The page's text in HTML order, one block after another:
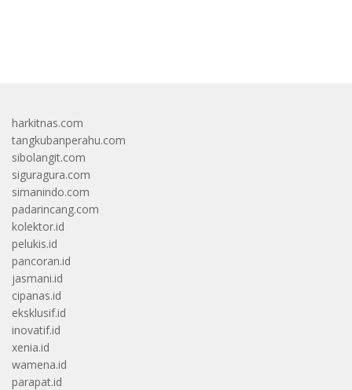
harkitnas.com
tangkubanperahu.com
sibolangit.com
siguragura.com
simanindo.com
padarincang.com
kolektor.id
pelukis.id
pancoran.id
jasmani.id
cipanas.id
eksklusif.id
inovatif.id
xenia.id
wamena.id
parapat.id